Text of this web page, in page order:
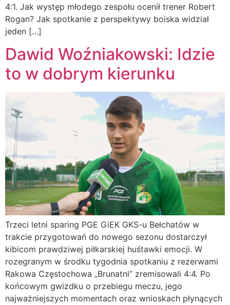
4:1. Jak występ młodego zespołu ocenił trener Robert
Rogan? Jak spotkanie z perspektywy boiska widział
jeden […]
Dawid Woźniakowski: Idzie
to w dobrym kierunku
Trzeci letni sparing PGE GiEK GKS-u Bełchatów w
trakcie przygotowań do nowego sezonu dostarczył
kibicom prawdziwej piłkarskiej huśtawki emocji. W
rozegranym w środku tygodnia spotkaniu z rezerwami
Rakowa Częstochowa „Brunatni” zremisowali 4:4. Po
końcowym gwizdku o przebiegu meczu, jego
najważniejszych momentach oraz wnioskach płynących